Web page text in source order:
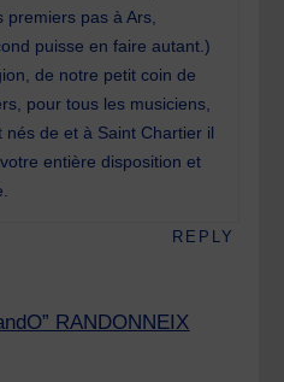
pas à Ars,
puisse en faire autant.)
de notre petit coin de
pour tous les musiciens,
de et à Saint Chartier il
entière disposition et
REPLY
RANDONNEIX